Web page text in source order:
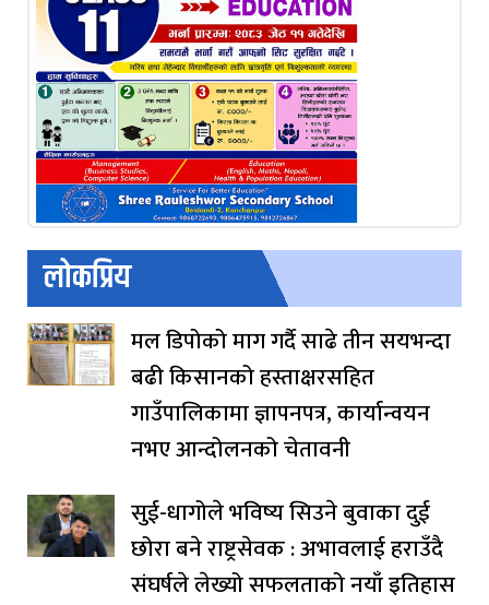
लोकप्रिय
मल डिपोको माग गर्दै साढे तीन सयभन्दा
बढी किसानको हस्ताक्षरसहित
गाउँपालिकामा ज्ञापनपत्र, कार्यान्वयन
नभए आन्दोलनको चेतावनी
सुई-धागोले भविष्य सिउने बुवाका दुई
छोरा बने राष्ट्रसेवक : अभावलाई हराउँदै
संघर्षले लेख्यो सफलताको नयाँ इतिहास